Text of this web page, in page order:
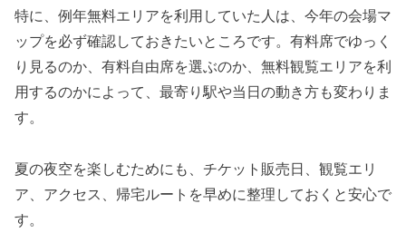
特に、例年無料エリアを利用していた人は、今年の会場マ
ップを必ず確認しておきたいところです。有料席でゆっく
り見るのか、有料自由席を選ぶのか、無料観覧エリアを利
用するのかによって、最寄り駅や当日の動き方も変わりま
す。
夏の夜空を楽しむためにも、チケット販売日、観覧エリ
ア、アクセス、帰宅ルートを早めに整理しておくと安心で
す。